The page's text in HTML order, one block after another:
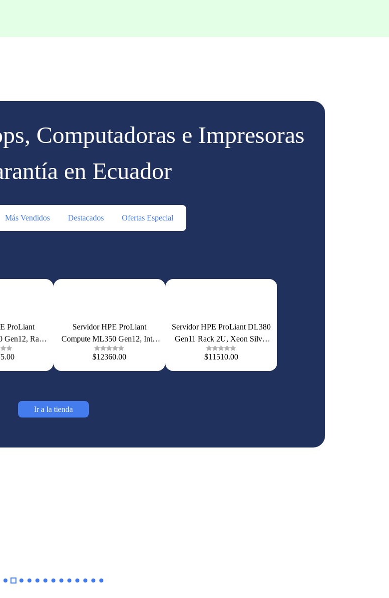
Computadoras e Impresoras
en Ecuador
Más Vendidos Destacados Ofertas Especial
ProLiant
Gen12, Rack
6515P 16
2 SSD
Servidor HPE ProLiant
Compute ML350 Gen12, Intel
Xeon 6505P 12 Núcleos, 32 GB
DDR5, HDD 4 TB, 4LFF,
$12360.00
Servidor HPE ProLiant DL380
Gen11 Rack 2U, Xeon Silver
4516Y+ 24 Núcleos, 64 GB
DDR5, 8 SFF, NVMe RAID 1,
$11510.00
Ir a la tienda